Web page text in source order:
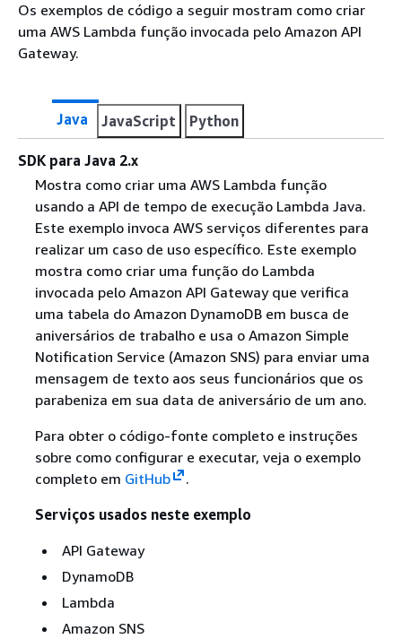
Os exemplos de código a seguir mostram como criar
uma AWS Lambda função invocada pelo Amazon API
Gateway.
Java JavaScript Python
SDK para Java 2.x
Mostra como criar uma AWS Lambda função
usando a API de tempo de execução Lambda Java.
Este exemplo invoca AWS serviços diferentes para
realizar um caso de uso específico. Este exemplo
mostra como criar uma função do Lambda
invocada pelo Amazon API Gateway que verifica
uma tabela do Amazon DynamoDB em busca de
aniversários de trabalho e usa o Amazon Simple
Notification Service (Amazon SNS) para enviar uma
mensagem de texto aos seus funcionários que os
parabeniza em sua data de aniversário de um ano.
Para obter o código-fonte completo e instruções
sobre como configurar e executar, veja o exemplo
completo em GitHub
.
Serviços usados neste exemplo
API Gateway
DynamoDB
Lambda
Amazon SNS